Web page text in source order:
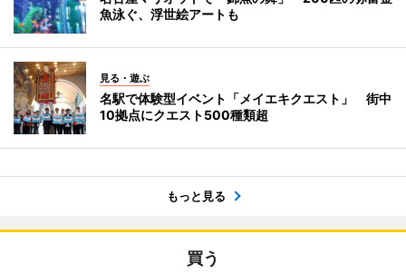
魚泳ぐ、浮世絵アートも
見る・遊ぶ
名駅で体験型イベント「メイエキクエスト」 街中
10拠点にクエスト500種類超
もっと見る
買う